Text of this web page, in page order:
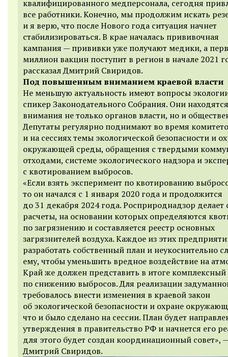
квалифицированного медперсонала, сегодня
все работники. Конечно, мы продолжим искать
и я верю, что после Нового года ситуация начнет
стабилизироваться. В крае началась прививочная
кампания — прививки уже получают медики, а
миллион вакцин поступит в регион в начале 2021
рассказал Дмитрий Свиридов.
Под повышенным вниманием краевой власти
Не меньшую актуальность имеют вопросы
спикер Законодательного Собрания. Они
внимания не только органов власти, но и
Депутаты регулярно поднимают во время
и на сессиях темы экологической безопасности и
окружающей среды, обращения с твердыми
отходами, системе экологического надзора и
с квотированием выбросов.
«Если взять эксперимент по квотированию
то он начался с 1 января 2020 года и продолжится
до 31 декабря 2024 года. Росприроднадзор делает
расчеты, на основании которых определяются
по загрязнению и составляется реестр основных
загрязнителей воздуха. Каждое из этих
разработать собственный план и неукоснительно
ему, чтобы уменьшить вредное воздействие на
Край же должен представить в итоге комплексный
по снижению выбросов. Для реализации
требовалось внести изменения в краевой закон
об экологической безопасности и охране
что и было сделано на сессии. План будет
утверждения в правительство РФ и начнется его
для этого будет создан координационный совет»,
Дмитрий Свиридов.